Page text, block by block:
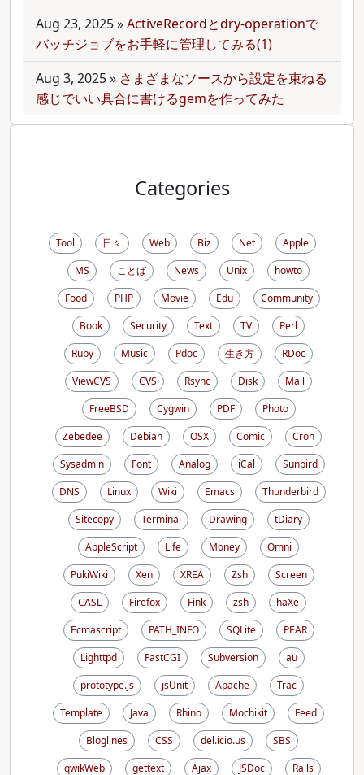
Aug 23, 2025»ActiveRecordとdry-operationで
バッチジョブをお手軽に管理してみる(1)
Aug 3, 2025» さまざまなソースから設定を束ねる
感じでいい具合に書けるgemを作ってみた
Categories
Tool 日々 Web Biz Net
Apple
MS
ことば News Unix
howto
Food
PHP Movie Edu
Community
Book
Security Text TV
Perl
Ruby
Music Pdoc 生き方
RDoc
ViewCVS
CVS Rsync Disk
Mail
FreeBSD
Cygwin PDF
Photo
Zebedee
Debian OSX Comic
Cron
Sysadmin
Font Analog iCal
Sunbird
DNS
Linux Wiki Emacs
Thunderbird
Sitecopy
Terminal Drawing
tDiary
AppleScript
Life Money
Omni
PukiWiki
Xen XREA Zsh
Screen
CASL
Firefox Fink zsh
haXe
Ecmascript
PATH_INFO SQLite
PEAR
Lighttpd
FastCGI Subversion
au
prototype.js
jsUnit Apache
Trac
Template
Java Rhino Mochikit
Feed
Bloglines
CSS del.icio.us
SBS
qwikWeb
gettext Ajax JSDoc
Rails